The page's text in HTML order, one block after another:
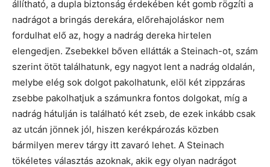
állítható, a dupla biztonság érdekében két gomb rögzíti a
nadrágot a bringás derekára, előrehajoláskor nem
fordulhat elő az, hogy a nadrág dereka hirtelen
elengedjen. Zsebekkel bőven ellátták a Steinach-ot, szám
szerint ötöt találhatunk, egy nagyot lent a nadrág oldalán,
melybe elég sok dolgot pakolhatunk, elöl két zippzáras
zsebbe pakolhatjuk a számunkra fontos dolgokat, míg a
nadrág hátulján is található két zseb, de ezek inkább csak
az utcán jönnek jól, hiszen kerékpározás közben
bármilyen merev tárgy itt zavaró lehet. A Steinach
tökéletes választás azoknak, akik egy olyan nadrágot